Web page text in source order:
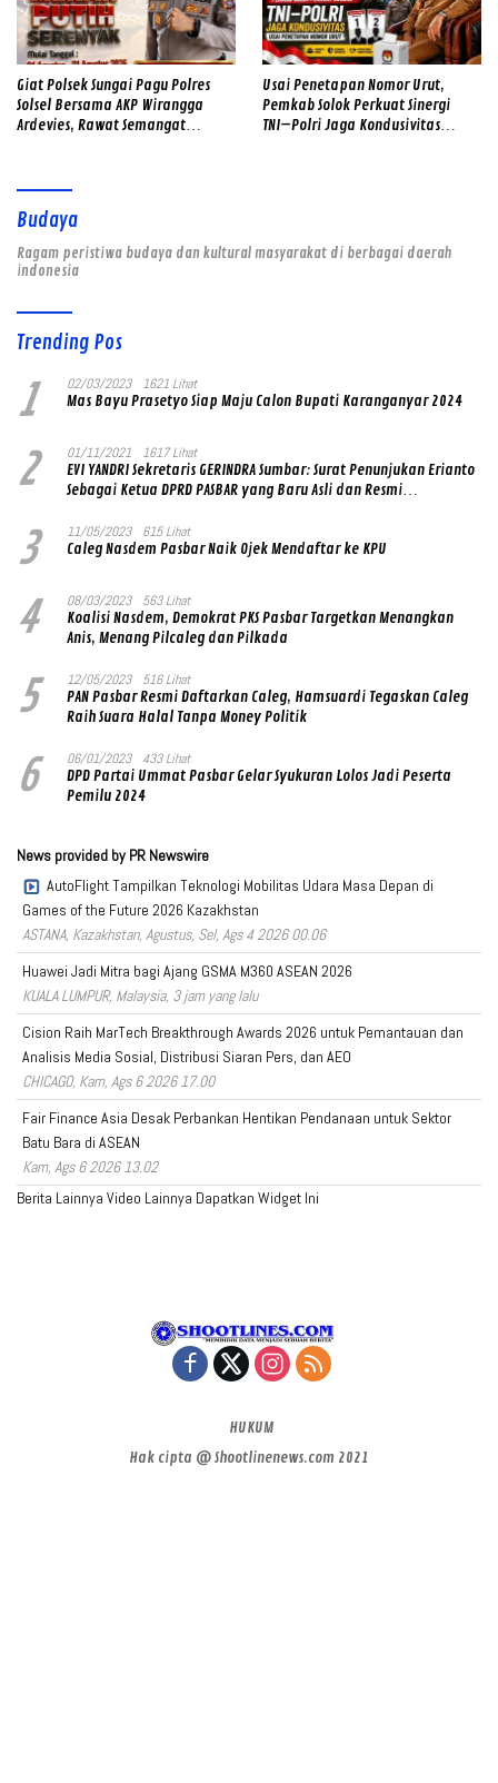
Giat Polsek Sungai Pagu Polres
Solsel Bersama AKP Wirangga
Ardevies, Rawat Semangat
Usai Penetapan Nomor Urut,
Pemkab Solok Perkuat Sinergi
TNI–Polri Jaga Kondusivitas
Budaya
Ragam peristiwa budaya dan kultural masyarakat di berbagai daerah
indonesia
Trending Pos
1 02/03/2023 1621 Lihat
Mas Bayu Prasetyo Siap Maju Calon Bupati Karanganyar 2024
2 01/11/2021 1617 Lihat
EVI YANDRI Sekretaris GERINDRA Sumbar: Surat Penunjukan Erianto
Sebagai Ketua DPRD PASBAR yang Baru Asli dan Resmi
3 11/05/2023 615 Lihat
Caleg Nasdem Pasbar Naik Ojek Mendaftar ke KPU
4 08/03/2023 563 Lihat
Koalisi Nasdem, Demokrat PKS Pasbar Targetkan Menangkan
Anis, Menang Pilcaleg dan Pilkada
5 12/05/2023 516 Lihat
PAN Pasbar Resmi Daftarkan Caleg, Hamsuardi Tegaskan Caleg
Raih Suara Halal Tanpa Money Politik
6 06/01/2023 433 Lihat
DPD Partai Ummat Pasbar Gelar Syukuran Lolos Jadi Peserta
Pemilu 2024
News provided by PR Newswire
AutoFlight Tampilkan Teknologi Mobilitas Udara Masa Depan di
Games of the Future 2026 Kazakhstan
ASTANA, Kazakhstan, Agustus, Sel, Ags 4 2026 00.06
Huawei Jadi Mitra bagi Ajang GSMA M360 ASEAN 2026
KUALA LUMPUR, Malaysia, 3 jam yang lalu
Cision Raih MarTech Breakthrough Awards 2026 untuk Pemantauan dan
Analisis Media Sosial, Distribusi Siaran Pers, dan AEO
CHICAGO, Kam, Ags 6 2026 17.00
Fair Finance Asia Desak Perbankan Hentikan Pendanaan untuk Sektor
Batu Bara di ASEAN
Kam, Ags 6 2026 13.02
Berita Lainnya Video Lainnya Dapatkan Widget Ini
HUKUM
Hak cipta @ Shootlinenews.com 2021